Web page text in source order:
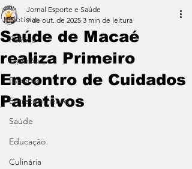
Notícias
Política
Opinião
Esporte
Entretenimento
Saúde
Educação
Culinária
Saúde de Macaé
realiza Primeiro
Encontro de Cuidados
Paliativos
Jornal Esporte e Saúde
9 de out. de 2025 3 min de leitura